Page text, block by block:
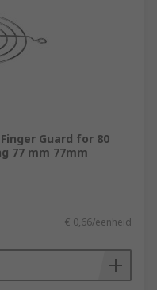
Guard for 80
77 mm 77mm
€ 0,66/eenheid